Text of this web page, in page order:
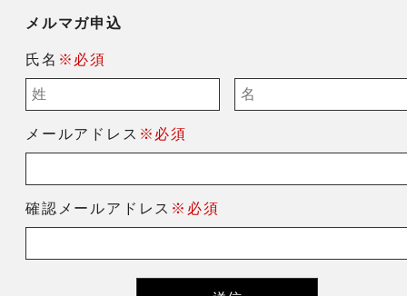
メルマガ申込
氏名 ※必須
メールアドレス ※必須
確認メールアドレス ※必須